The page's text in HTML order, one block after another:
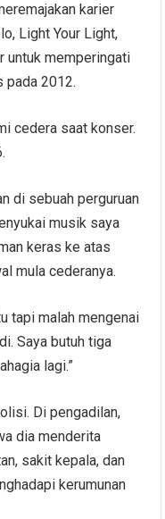
karier
Light Your Light,
untuk memperingati
pada 2012.
cedera saat konser.
di sebuah perguruan
musik saya
keras ke atas
mula cederanya.
tapi malah mengenai
Saya butuh tiga
lagi.”
Di pengadilan,
dia menderita
sakit kepala, dan
kerumunan